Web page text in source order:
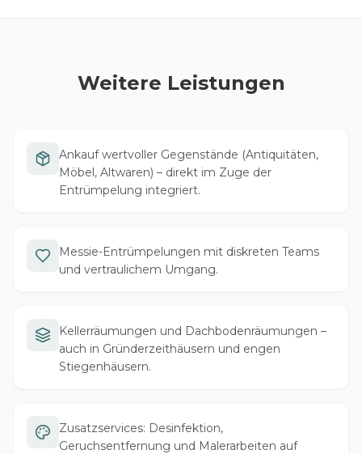
Weitere Leistungen
Ankauf wertvoller Gegenstände (Antiquitäten,
Möbel, Altwaren) – direkt im Zuge der
Entrümpelung integriert.
Messie-Entrümpelungen mit diskreten Teams
und vertraulichem Umgang.
Kellerräumungen und Dachbodenräumungen –
auch in Gründerzeithäusern und engen
Stiegenhäusern.
Zusatzservices: Desinfektion,
Geruchsentfernung und Malerarbeiten auf